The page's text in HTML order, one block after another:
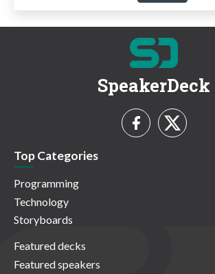
SpeakerDeck
Top Categories
Programming
Technology
Storyboards
Featured decks
Featured speakers